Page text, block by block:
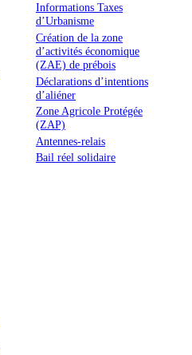
Informations Taxes
d’Urbanisme
Création de la zone
d’activités économique
(ZAE) de prébois
Déclarations d’intentions
d’aliéner
Zone Agricole Protégée
(ZAP)
Antennes-relais
Bail réel solidaire